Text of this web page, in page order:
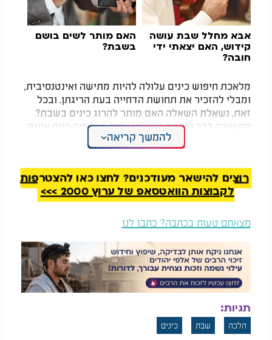
אבא מחלל שבת עושה
קידוש, האם יצאתי ידי
חובה?
האם מותר לשים בושם
בשבת?
מלאכת חיפוש כינים עלולה להיות מתישה ואינטנסיבית,
ומבלי להזכיר את תחושת הדחייה בעת הריגתן. ובכל
זאת, נשאלת השאלה האם מותר להרוג כינים בשבת?
התשובה לכך נכתבה בשולחן ערוך, ועל פיה כינה איננה
מתרבה בכוחות עצמה אלא מתוך זיעה של האדם, וכיוון
שהחיות של הכינה איננה נחשבת "עצמאית" וגדלה
מהאדם, מותר להרוג אותה בשבת, וכך פסק מר"ן
עובדיה יוסף זצוק"ל. הרב אלישיב זצוק"ל לעומת זאת
פסק שראוי להחמיר בכך ולא להרוג כינה בשבת.
להמשך קריאה
רוצים להישאר מעודכנים? לחצו כאן להצטרפות
לקבוצות הוואטסאפ של ערוץ 2000 >>>
מצאתם טעות בכתבה? כתבו לנו
תגיות:
הלכה שבת כינים